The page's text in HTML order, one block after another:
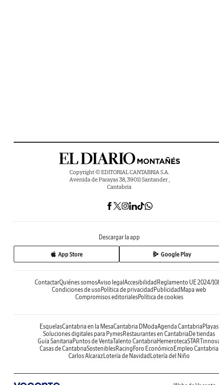
Copyright © EDITORIAL CANTABRIA S.A.
Avenida de Parayas 38, 39011 Santander ,
Cantabria
Descargar la app
App Store Google Play
ContactarQuiénes somosAviso legal Accesibilidad Reglamento UE 2024/
Condiciones de uso Política de privacidad Publicidad Mapa web
Compromisos editorialesPolítica de cookies
EsquelasCantabria en la MesaCantabria DModaAgenda Cantabria Playas
Soluciones digitales para PymesRestaurantes en Cantabria De tiendas
Guía Sanitaria Puntos de VentaTalento Cantabria Hemeroteca
Casas de CantabriaSosteniblesRacing Foro Económico Empleo Cantabria
Carlos AlcarazLotería de Navidad Lotería del Niño